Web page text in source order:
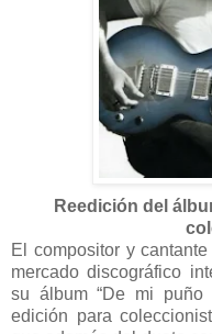
Reedición del
El compositor y
mercado discográfico
su álbum “De mi
edición para